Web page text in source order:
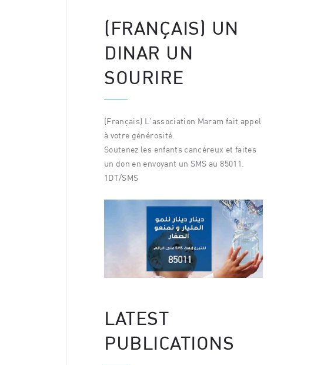
(FRANÇAIS) UN
DINAR UN
SOURIRE
(Français) L'association Maram fait appel
à votre générosité.
Soutenez les enfants cancéreux et faites
un don en envoyant un SMS au 85011.
1DT/SMS
LATEST
PUBLICATIONS